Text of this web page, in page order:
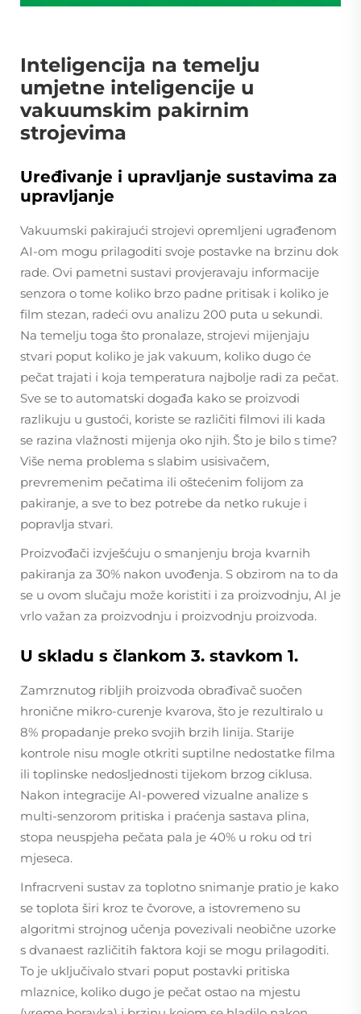
Inteligencija na temelju
umjetne inteligencije u
vakuumskim pakirnim
strojevima
Uređivanje i upravljanje sustavima za
upravljanje
Vakuumski pakirajući strojevi opremljeni ugrađenom
AI-om mogu prilagoditi svoje postavke na brzinu dok
rade. Ovi pametni sustavi provjeravaju informacije
senzora o tome koliko brzo padne pritisak i koliko je
film stezan, radeći ovu analizu 200 puta u sekundi.
Na temelju toga što pronalaze, strojevi mijenjaju
stvari poput koliko je jak vakuum, koliko dugo će
pečat trajati i koja temperatura najbolje radi za pečat.
Sve se to automatski događa kako se proizvodi
razlikuju u gustoći, koriste se različiti filmovi ili kada
se razina vlažnosti mijenja oko njih. Što je bilo s time?
Više nema problema s slabim usisivačem,
prevremenim pečatima ili oštećenim folijom za
pakiranje, a sve to bez potrebe da netko rukuje i
popravlja stvari.
Proizvođači izvješćuju o smanjenju broja kvarnih
pakiranja za 30% nakon uvođenja. S obzirom na to da
se u ovom slučaju može koristiti i za proizvodnju, AI je
vrlo važan za proizvodnju i proizvodnju proizvoda.
U skladu s člankom 3. stavkom 1.
Zamrznutog ribljih proizvoda obrađivač suočen
hronične mikro-curenje kvarova, što je rezultiralo u
8% propadanje preko svojih brzih linija. Starije
kontrole nisu mogle otkriti suptilne nedostatke filma
ili toplinske nedosljednosti tijekom brzog ciklusa.
Nakon integracije AI-powered vizualne analize s
multi-senzorom pritiska i praćenja sastava plina,
stopa neuspjeha pečata pala je 40% u roku od tri
mjeseca.
Infracrveni sustav za toplotno snimanje pratio je kako
se toplota širi kroz te čvorove, a istovremeno su
algoritmi strojnog učenja povezivali neobične uzorke
s dvanaest različitih faktora koji se mogu prilagoditi.
To je uključivalo stvari poput postavki pritiska
mlaznice, koliko dugo je pečat ostao na mjestu